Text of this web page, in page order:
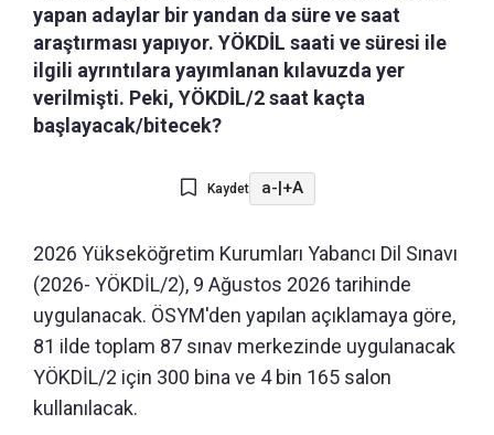
yapan adaylar bir yandan da süre ve saat
araştırması yapıyor. YÖKDİL saati ve süresi ile
ilgili ayrıntılara yayımlanan kılavuzda yer
verilmişti. Peki, YÖKDİL/2 saat kaçta
başlayacak/bitecek?
Kaydet a-|+A
2026 Yükseköğretim Kurumları Yabancı Dil Sınavı
(2026- YÖKDİL/2), 9 Ağustos 2026 tarihinde
uygulanacak. ÖSYM'den yapılan açıklamaya göre,
81 ilde toplam 87 sınav merkezinde uygulanacak
YÖKDİL/2 için 300 bina ve 4 bin 165 salon
kullanılacak.